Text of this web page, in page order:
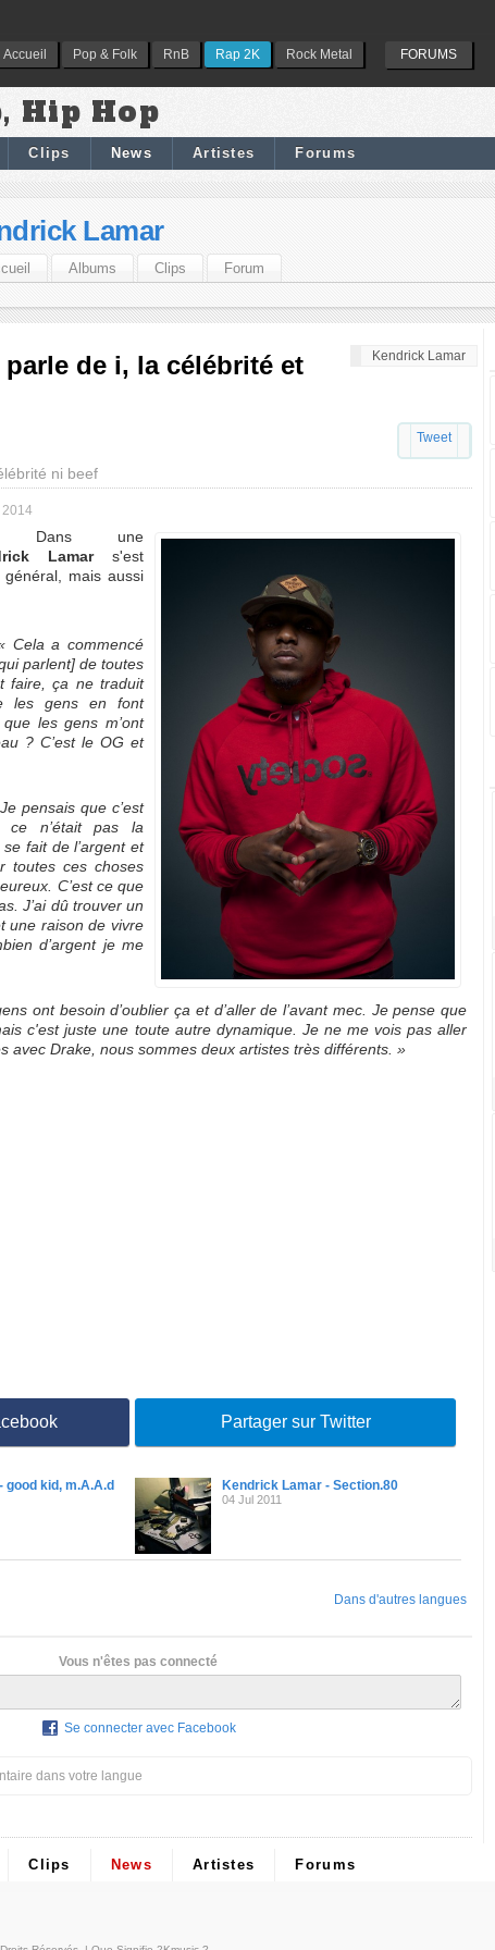
Accueil Pop & Folk RnB Rap 2K Rock Metal FORUMS
Hip Hop
Clips News Artistes Forums
Lamar
Albums Clips Forum
Kendrick Lamar
de i, la célébrité et
Tweet
ni beef
2014
Dans une
Lamars'est
mais aussi
Cela a commencé
parlent] de toutes
faire, ça ne traduit
les gens en font
les gens m’ont
? C’est le OG et
pensais que c’est
n’était pas la
fait de l’argent et
toutes ces choses
C’est ce que
J’ai dû trouver un
une raison de vivre
d’argent je me
ont besoin d’oublier ça et d’aller de l’avant mec. Je pense que
c'est juste une toute autre dynamique. Je ne me vois pas aller
avec Drake, nous sommes deux artistes très différents. »
Partager sur Twitter
good kid, m.A.A.d
Kendrick Lamar - Section.80
04 Jul 2011
Dans d'autres langues
Vous n'êtes pas connecté
Se connecter avec Facebook
dans votre langue
Clips News Artistes Forums